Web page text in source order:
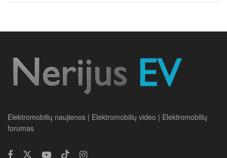
Elektromobilių naujienos | Elektromobilių video | Elektromobilių
forumas